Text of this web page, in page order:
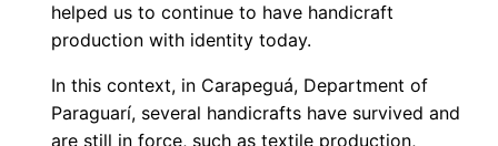
helped us to continue to have handicraft
production with identity today.
In this context, in Carapeguá, Department of
Paraguarí, several handicrafts have survived and
are still in force, such as textile production,